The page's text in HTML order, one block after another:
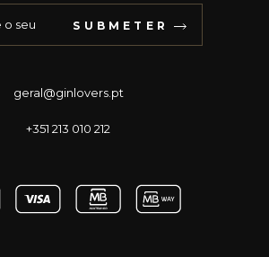
SUBMETER
geral@ginlovers.pt
+351 213 010 212